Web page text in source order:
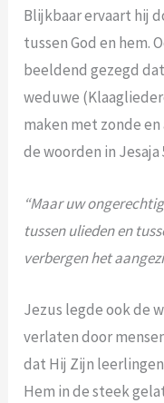
Blijkbaar ervaart hij
tussen God en hem.
beeldend gezegd
weduwe
maken met zonde
de woorden in Jesaja
“Maar uw
tussen ulieden en
verbergen het
Jezus legde ook de
verlaten door
dat Hij Zijn
Hem in de steek